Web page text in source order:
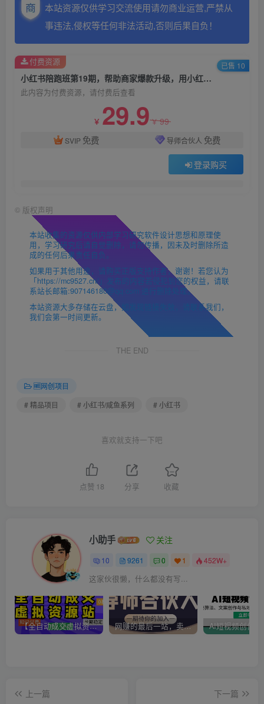
本站资源仅供学习交流使用请勿商业运营,严禁从
事违法,侵权等任何非法活动,否则后果自负！
小红书陪跑班第19期，帮助商家爆款升级，用小红书引流，打造淘宝爆款
此内容为付费资源，请付费后查看
￥ 29.9￥99
SVIP 免费 导师合伙人 免费
登录购买
付费资源 已售 10
© 版权声明
本站收集的资源仅供内部学习研究软件设计思想和原理使
用，学习研究后请自觉删除，请勿传播，因未及时删除所造
成的任何后果责任自负。
如果用于其他用途，请购买正版支持作者，谢谢！若您认为
「https://mc9527.cn/」发布的内容若侵犯到您的权益，请联
系站长邮箱:907146180@qq.com 进行删除处理。
本站资源大多存储在云盘，如发现链接失效，请联系我们，
我们会第一时间更新。
THE END
🆓网创项目
# 精品项目
# 小红书/咸鱼系列 # 小红书
喜欢就支持一下吧
点赞 18 分享 收藏
小助手 关注
10 9261 0 1 452W+
这家伙很懒，什么都没有写...
【全自动成交虚拟资源站】站长唯一陪跑项目！月入10W+~长期稳定~ 网赚的最后一站，卖项目！做网赚顶级猎食者~
上一篇
下一篇